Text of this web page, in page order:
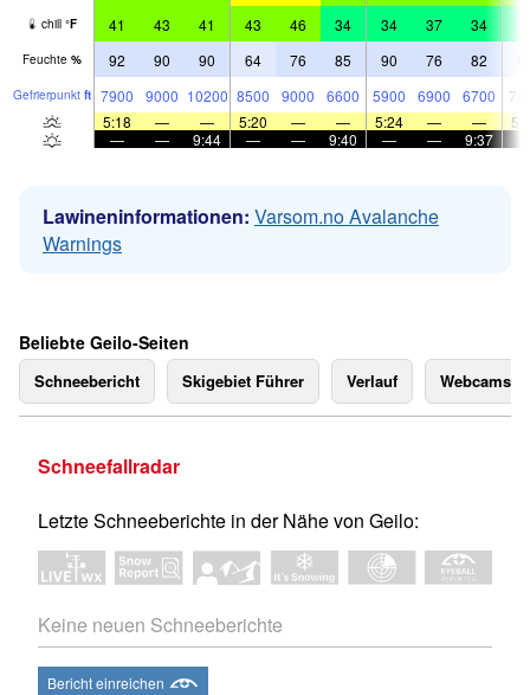
chill °F 41 43 41 43 46 34 34 37 34
Feuchte % 92 90 90 64 76 85 90 76 82
Gefrier­punkt ft 7900 9000 10200 8500 9000 6600 5900 6900 6700
5:18
— — 5:20 — — 5:24 — —
—
— 9:44 — — 9:40 — — 9:37
Lawineninformationen: Varsom.no Avalanche
Warnings
Beliebte Geilo-Seiten
Schneebericht Skigebiet Führer Verlauf Webcams
Schneefallradar
Letzte Schneeberichte in der Nähe von Geilo:
Keine neuen Schneeberichte
Bericht einreichen